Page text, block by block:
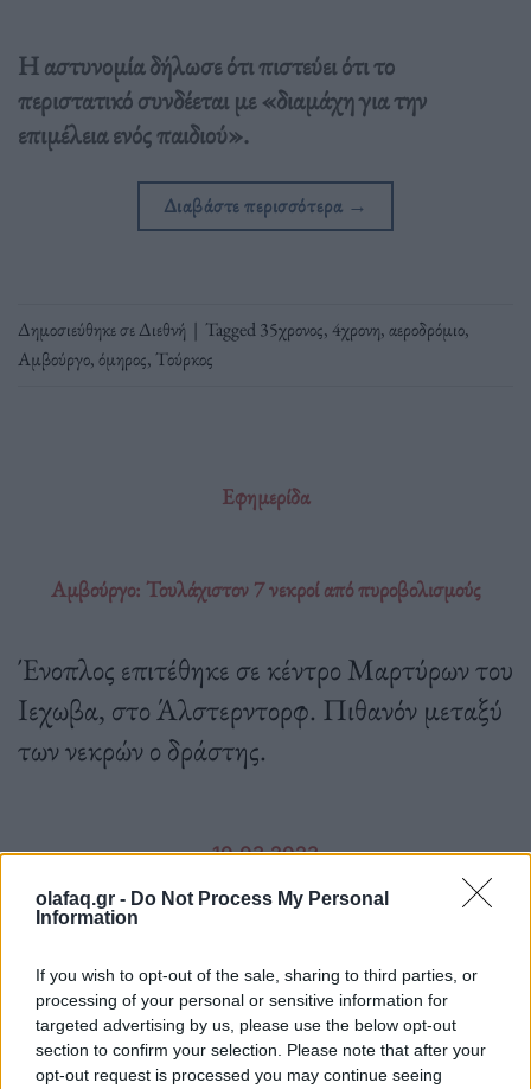
olafaq.gr - Do Not Process My Personal
Information
If you wish to opt-out of the sale, sharing to third parties, or
processing of your personal or sensitive information for
targeted advertising by us, please use the below opt-out
section to confirm your selection. Please note that after your
opt-out request is processed you may continue seeing
Η αστυνομία δήλωσε ότι πιστεύει ότι το
περιστατικό συνδέεται με «διαμάχη για την
επιμέλεια ενός παιδιού».
Διαβάστε περισσότερα →
Δημοσιεύθηκε σεΔιεθνή | Tagged35χρονος, 4χρονη,αεροδρόμιο,
Αμβούργο,όμηρος, Τούρκος
Εφημερίδα
Αμβούργο: Τουλάχιστον 7 νεκροί από πυροβολισμούς
Ένοπλος επιτέθηκε σε κέντρο Μαρτύρων του
Ιεχωβα, στο Άλστερντορφ. Πιθανόν μεταξύ
των νεκρών ο δράστης.
10.03.2023